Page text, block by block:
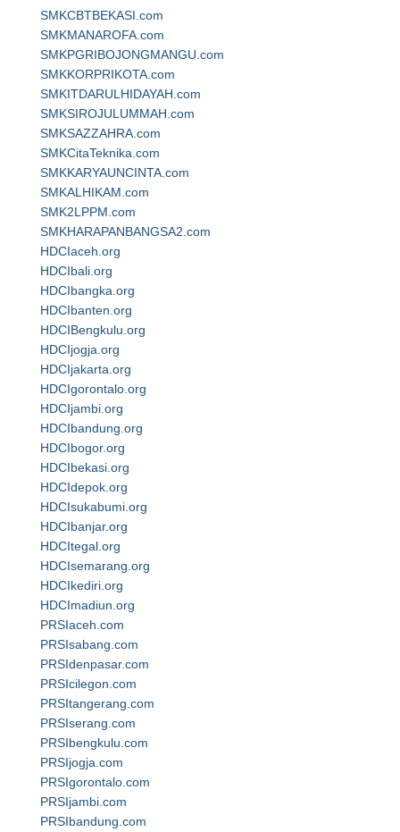
SMKCBTBEKASI.com
SMKMANAROFA.com
SMKPGRIBOJONGMANGU.com
SMKKORPRIKOTA.com
SMKITDARULHIDAYAH.com
SMKSIROJULUMMAH.com
SMKSAZZAHRA.com
SMKCitaTeknika.com
SMKKARYAUNCINTA.com
SMKALHIKAM.com
SMK2LPPM.com
SMKHARAPANBANGSA2.com
HDCIaceh.org
HDCIbali.org
HDCIbangka.org
HDCIbanten.org
HDCIBengkulu.org
HDCIjogja.org
HDCIjakarta.org
HDCIgorontalo.org
HDCIjambi.org
HDCIbandung.org
HDCIbogor.org
HDCIbekasi.org
HDCIdepok.org
HDCIsukabumi.org
HDCIbanjar.org
HDCItegal.org
HDCIsemarang.org
HDCIkediri.org
HDCImadiun.org
PRSIaceh.com
PRSIsabang.com
PRSIdenpasar.com
PRSIcilegon.com
PRSItangerang.com
PRSIserang.com
PRSIbengkulu.com
PRSIjogja.com
PRSIgorontalo.com
PRSIjambi.com
PRSIbandung.com